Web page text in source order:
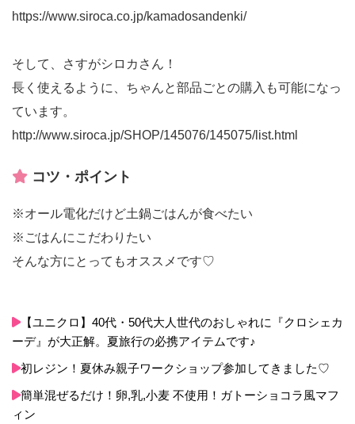
https://www.siroca.co.jp/kamadosandenki/
そして、さすがシロカさん！
長く使えるように、ちゃんと部品ごとの購入も可能になっ
ています。
http://www.siroca.jp/SHOP/145076/145075/list.html
コツ・ポイント
※オール電化だけど土鍋ごはんが食べたい
※ごはんにこだわりたい
そんな方にとってもオススメです♡
【ユニクロ】40代・50代大人世代のおしゃれに『クロシェカ
ーデ』が大正解。夏旅行の必携アイテムです♪
初レジン！夏休み親子ワークショップ参加してきました♡
簡単混ぜるだけ！卵,乳,小麦 不使用！ガトーショコラ風マフ
ィン